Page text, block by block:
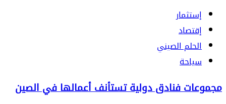
إستثمار
إقتصاد
الحلم الصيني
سياحة
مجموعات فنادق دولية تستأنف أعمالها في الصين